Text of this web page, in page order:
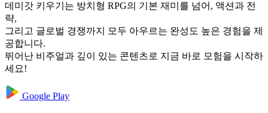
데미갓 키우기는 방치형 RPG의 기본 재미를 넘어, 액션과 전
략,
그리고 글로벌 경쟁까지 모두 아우르는 완성도 높은 경험을 제
공합니다.
뛰어난 비주얼과 깊이 있는 콘텐츠로 지금 바로 모험을 시작하
세요!
Google Play